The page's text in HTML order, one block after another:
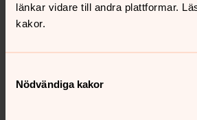
länkar vidare till andra plattformar.
kakor.
Nödvändiga kakor
Senast ändrad 20 december 2021
Synpunkter eller frågor på
Dela